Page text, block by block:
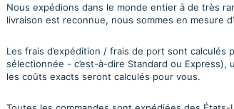
Nous expédions dans le monde entier à de très
livraison est reconnue, nous sommes en mesure
Les frais d’expédition / frais de port sont calculés
sélectionnée - c’est-à-dire Standard ou
les coûts exacts seront calculés pour vous.